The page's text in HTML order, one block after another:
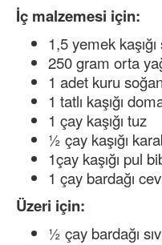
İç malzemesi için:
1,5 yemek kaşığı
250 gram orta
1 adet kuru
1 tatlı kaşığı
1 çay kaşığı tuz
½ çay kaşığı
1çay kaşığı pul
1 çay bardağı
Üzeri için:
½ çay bardağı